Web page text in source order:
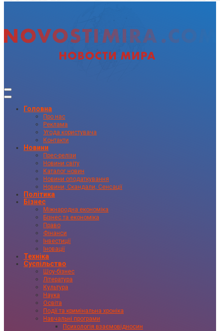
Головна
Про нас
Реклама
Угода користувача
Контакти
Новини
Прес-релізи
Новини світу
Каталог новин
Новини оподаткування
Новини, Скандали, Сенсації
Політика
Бізнес
Міжнародна економіка
Бізнес та економіка
Право
Фінанси
Інвестиції
Іновації
Техніка
Суспільство
Шоу-бізнес
Література
Культура
Наука
Освіта
Події та кримінальна хроніка
Навчальні програми
Психологія взаємовідносин